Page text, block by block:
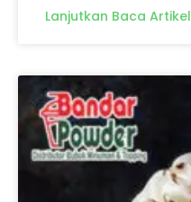
Lanjutkan Baca Artikel